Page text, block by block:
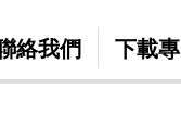
絡我們 下載